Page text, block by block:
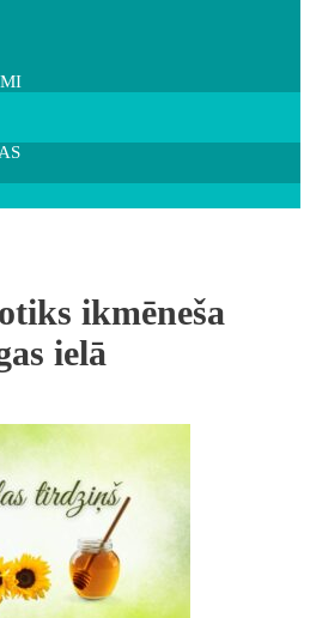
ikmēneša
ielā